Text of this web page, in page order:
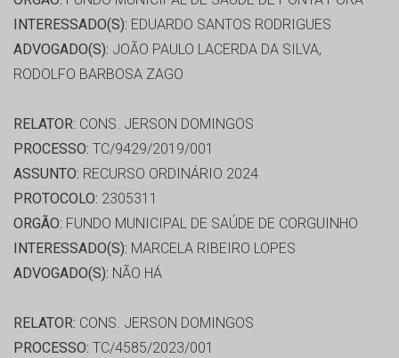
INTERESSADO(S): EDUARDO SANTOS RODRIGUES
ADVOGADO(S): JOÃO PAULO LACERDA DA SILVA,
RODOLFO BARBOSA ZAGO
RELATOR: CONS. JERSON DOMINGOS
PROCESSO: TC/9429/2019/001
ASSUNTO: RECURSO ORDINÁRIO 2024
PROTOCOLO: 2305311
ORGÃO: FUNDO MUNICIPAL DE SAÚDE DE CORGUINHO
INTERESSADO(S): MARCELA RIBEIRO LOPES
ADVOGADO(S): NÃO HÁ
RELATOR: CONS. JERSON DOMINGOS
PROCESSO: TC/4585/2023/001